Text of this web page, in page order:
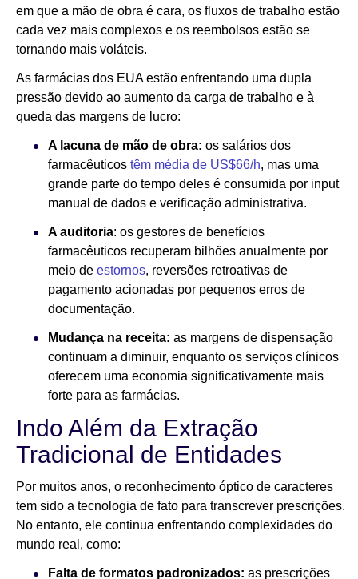
em que a mão de obra é cara, os fluxos de trabalho estão
cada vez mais complexos e os reembolsos estão se
tornando mais voláteis.
As farmácias dos EUA estão enfrentando uma dupla
pressão devido ao aumento da carga de trabalho e à
queda das margens de lucro:
A lacuna de mão de obra: os salários dos
farmacêuticos têm média de US$66/h, mas uma
grande parte do tempo deles é consumida por input
manual de dados e verificação administrativa.
A auditoria: os gestores de benefícios
farmacêuticos recuperam bilhões anualmente por
meio de estornos, reversões retroativas de
pagamento acionadas por pequenos erros de
documentação.
Mudança na receita: as margens de dispensação
continuam a diminuir, enquanto os serviços clínicos
oferecem uma economia significativamente mais
forte para as farmácias.
Indo Além da Extração
Tradicional de Entidades
Por muitos anos, o reconhecimento óptico de caracteres
tem sido a tecnologia de fato para transcrever prescrições.
No entanto, ele continua enfrentando complexidades do
mundo real, como:
Falta de formatos padronizados: as prescrições